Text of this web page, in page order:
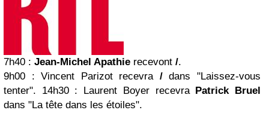
7h40 : Jean-Michel Apathie recevont /.
9h00 : Vincent Parizot recevra /dans "Laissez-vous
tenter".
14h30 : Laurent Boyer recevra Patrick Bruel
dans "La tête dans les étoiles".